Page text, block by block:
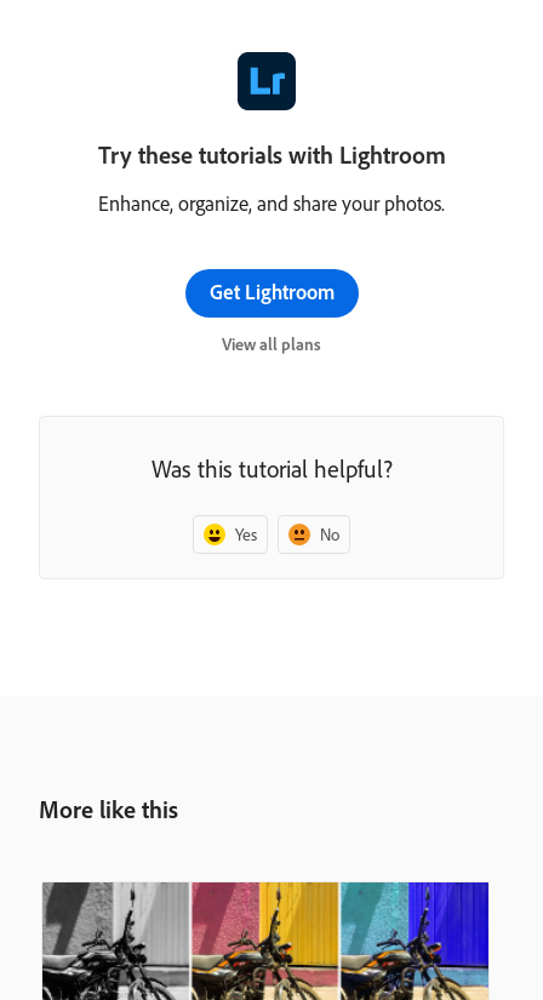
Try these tutorials with Lightroom
Enhance, organize, and share your photos.
Get Lightroom
View all plans
Was this tutorial helpful?
Yes No
More like this